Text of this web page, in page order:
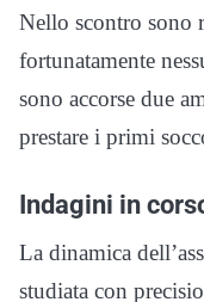
Nello scontro sono
fortunatamente
sono accorse due
prestare i primi
Indagini in
La dinamica
studiata con